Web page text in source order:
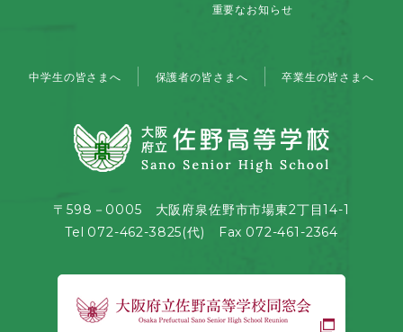
重要なお知らせ
中学生の皆さまへ 保護者の皆さまへ 卒業生の皆さまへ
〒598－0005 大阪府泉佐野市市場東2丁目14-1
Tel 072-462-3825(代) Fax 072-461-2364